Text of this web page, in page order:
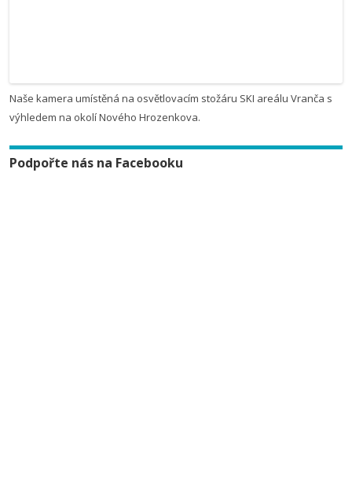
Naše kamera umístěná na osvětlovacím stožáru SKI areálu Vranča s
výhledem na okolí Nového Hrozenkova.
Podpořte nás na Facebooku